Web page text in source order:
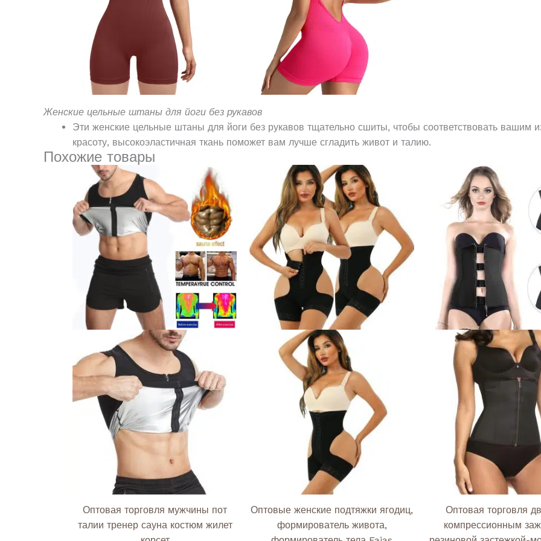
Женские цельные штаны для йоги без рукавов
Эти женские цельные штаны для йоги без рукавов тщательно сшиты, чтобы соответствовать вашим
красоту, высокоэластичная ткань поможет вам лучше сгладить живот и талию.
Похожие товары
Оптовая торговля мужчины пот
талии тренер сауна костюм жилет
Этот
товар
имеет
несколько
вариаций.
Опции
можно
выбрать
на
странице
товара.
Оптовые женские подтяжки ягодиц,
формирователь живота,
Этот
товар
имеет
несколько
вариаций.
Опции
можно
выбрать
на
странице
Оптовая торговля
компрессионным